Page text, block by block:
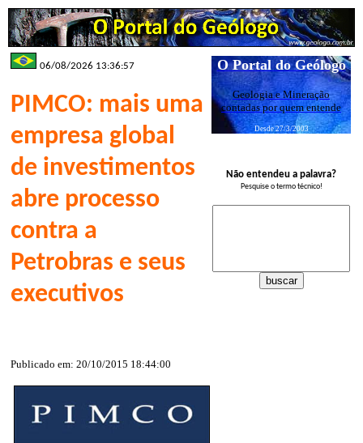
06/08/2026 13:36:57
PIMCO: mais uma
empresa global
de investimentos
abre processo
contra a
Petrobras e seus
executivos
Publicado em: 20/10/2015 18:44:00
O Portal do Geólogo
Geologia e Mineração
contadas por quem entende
Desde 27/3/2003
Não entendeu a palavra?
Pesquise o termo técnico!